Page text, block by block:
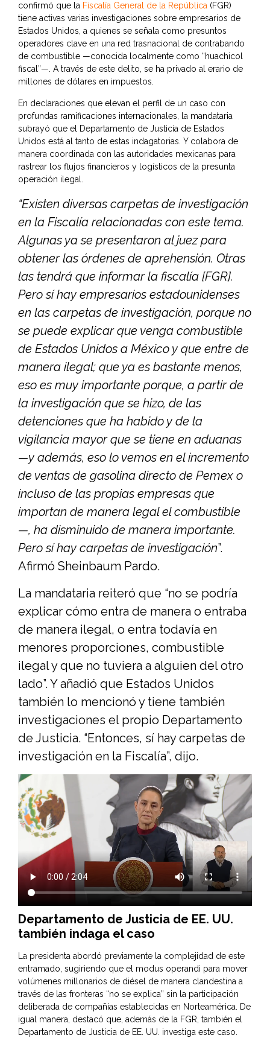
confirmó que la Fiscalía General de la República (FGR)
tiene activas varias investigaciones sobre empresarios de
Estados Unidos, a quienes se señala como presuntos
operadores clave en una red trasnacional de contrabando
de combustible —conocida localmente como “huachicol
fiscal”—. A través de este delito, se ha privado al erario de
millones de dólares en impuestos.
En declaraciones que elevan el perfil de un caso con
profundas ramificaciones internacionales, la mandataria
subrayó que el Departamento de Justicia de Estados
Unidos está al tanto de estas indagatorias. Y colabora de
manera coordinada con las autoridades mexicanas para
rastrear los flujos financieros y logísticos de la presunta
operación ilegal.
“Existen diversas carpetas de investigación
en la Fiscalía relacionadas con este tema.
Algunas ya se presentaron al juez para
obtener las órdenes de aprehensión. Otras
las tendrá que informar la fiscalía [FGR].
Pero sí hay empresarios estadounidenses
en las carpetas de investigación, porque no
se puede explicar que venga combustible
de Estados Unidos a México y que entre de
manera ilegal; que ya es bastante menos,
eso es muy importante porque, a partir de
la investigación que se hizo, de las
detenciones que ha habido y de la
vigilancia mayor que se tiene en aduanas
—y además, eso lo vemos en el incremento
de ventas de gasolina directo de Pemex o
incluso de las propias empresas que
importan de manera legal el combustible
—, ha disminuido de manera importante.
Pero sí hay carpetas de investigación”.
Afirmó Sheinbaum Pardo.
La mandataria reiteró que “no se podría
explicar cómo entra de manera o entraba
de manera ilegal, o entra todavía en
menores proporciones, combustible
ilegal y que no tuviera a alguien del otro
lado”. Y añadió que Estados Unidos
también lo mencionó y tiene también
investigaciones el propio Departamento
de Justicia. “Entonces, sí hay carpetas de
investigación en la Fiscalía”, dijo.
Departamento de Justicia de EE. UU.
también indaga el caso
La presidenta abordó previamente la complejidad de este
entramado, sugiriendo que el modus operandi para mover
volúmenes millonarios de diésel de manera clandestina a
través de las fronteras “no se explica” sin la participación
deliberada de compañías establecidas en Norteamérica. De
igual manera, destacó que, además de la FGR, también el
Departamento de Justicia de EE. UU. investiga este caso.